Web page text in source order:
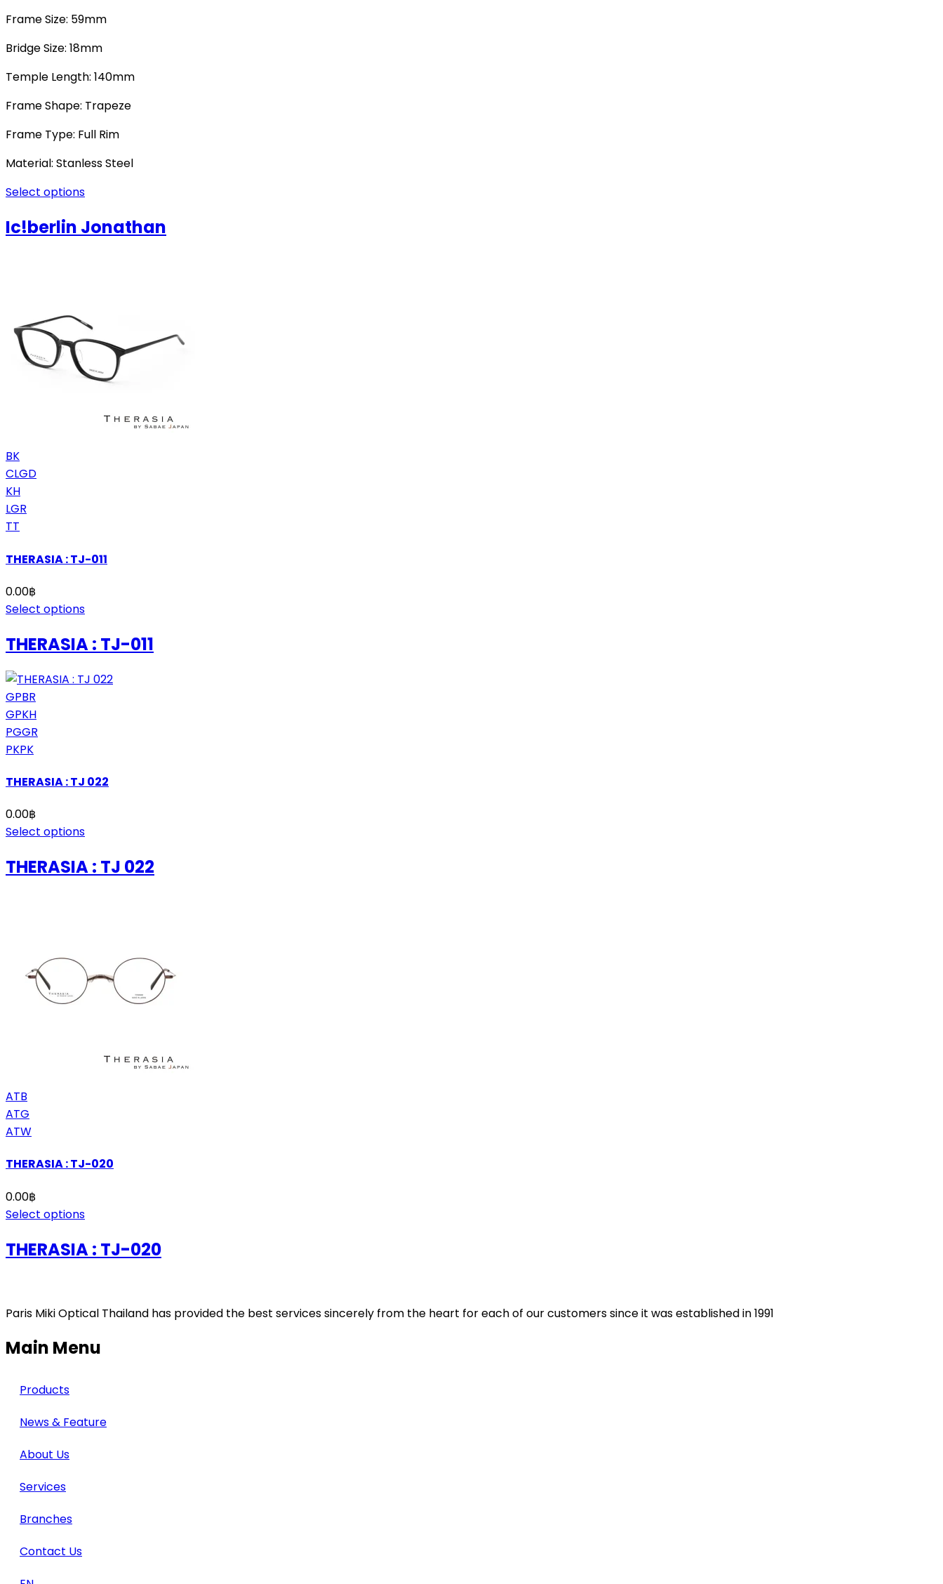
Frame Size: 59mm
Bridge Size: 18mm
Temple Length: 140mm
Frame Shape: Trapeze
Frame Type: Full Rim
Material: Stanless Steel
Select options
Ic!berlin Jonathan
BK
CLGD
KH
LGR
TT
THERASIA : TJ-011
0.00฿
Select options
THERASIA : TJ-011
GPBR
GPKH
PGGR
PKPK
THERASIA : TJ 022
0.00฿
Select options
THERASIA : TJ 022
ATB
ATG
ATW
THERASIA : TJ-020
0.00฿
Select options
THERASIA : TJ-020
Paris Miki Optical Thailand has provided the best services sincerely from the heart for each of our customers since it was established in 1991
Main Menu
Products
News & Feature
About Us
Services
Branches
Contact Us